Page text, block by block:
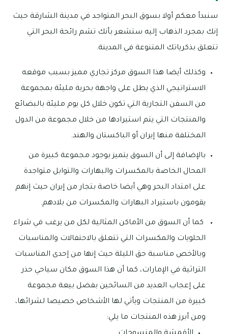
سنبدأ معكم أولا بسوق البحر المتواجد في مدينة الشارقة حيث
إنك بمجرد الذهاب إليه ستشعر بأنك تشم رائحة البحر التي
تتعلق بذكرياتك المتنوعة في المدينة.
وكذلك أيضا هذا السوق مركز تجاري مميز بسبب موقعه
الاستراتيجي الذي يطل على واجهة بحرية مليئة بمجموعة
من السفن التجارية التي تكون خلال كل يوم مليئة بالبضائع
والمنتجات التي يتم استيرادها من خلال مجموعة من الدول
المختلفة منها إيران أو الباكستان والهند.
بالإضافة إلى أن السوق يتميز بوجود مجموعة كبيرة من
المحال الخاصة بالمكسرات والبهارات والتوابل متواجدة
على امتداد البحر وهي أيضا خاصة بتجار من إيران حيث إنهم
يقومون باستيراد البهارات والمكسرات من بلادهم.
كما أن السوق من الأماكن المثالية لكل من يرغب في شراء
الحلويات والمكسرات التي تتعلق بالاحتفالات والمناسبات
وبالأخص مناسبة حق الليلة حيث إنها من إحدى المناسبات
التراثية في الإمارات، كما أن هذا السوق مكان سياحي حذر
على إعجاب العديد من السائحين بفضل بيعة مجموعة
كبيرة من المنتجات ويأتي لها الأشخاص خصيصا لشرائها،
ومن أبرز هذه المنتجات ما يلي: